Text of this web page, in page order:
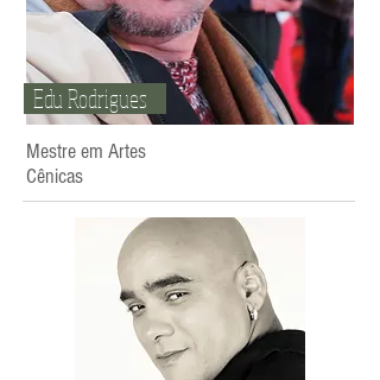
Edu Rodrigues
Mestre em Artes
Cênicas